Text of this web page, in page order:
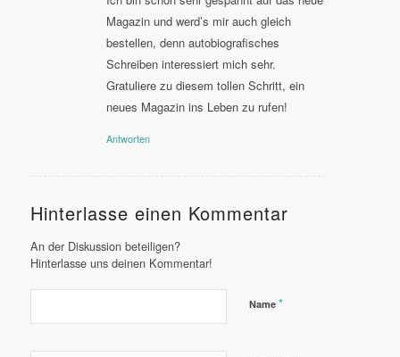
Magazin und werd’s mir auch gleich
bestellen, denn autobiografisches
Schreiben interessiert mich sehr.
Gratuliere zu diesem tollen Schritt, ein
neues Magazin ins Leben zu rufen!
Antworten
Hinterlasse einen Kommentar
An der Diskussion beteiligen?
Hinterlasse uns deinen Kommentar!
Name *